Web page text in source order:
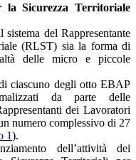
la Sicurezza Territoriale
del Rappresentante
(RLST) sia la forma di
delle micro e piccole
ciascuno degli otto EBAP
da parte delle
dei Lavoratori
numero complessivo di 27
1).
dell’attività dei